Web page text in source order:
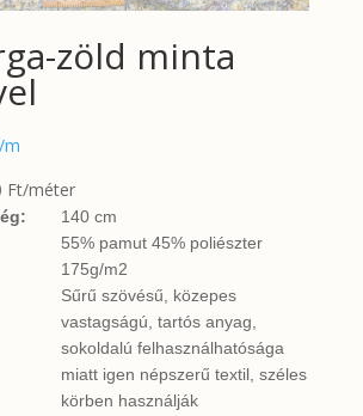
zöld minta
/m
Ft/méter
140 cm
55% pamut 45% poliészter
175g/m2
Sűrű szövésű, közepes
vastagságú, tartós anyag,
sokoldalú felhasználhatósága
miatt igen népszerű textil, széles
körben használják